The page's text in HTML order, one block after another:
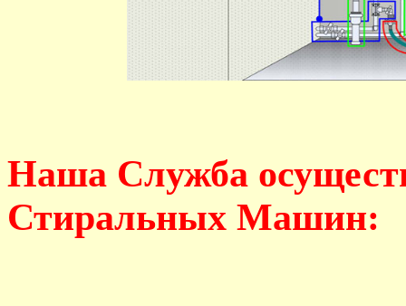
Наша Служба
Стиральных Машин: